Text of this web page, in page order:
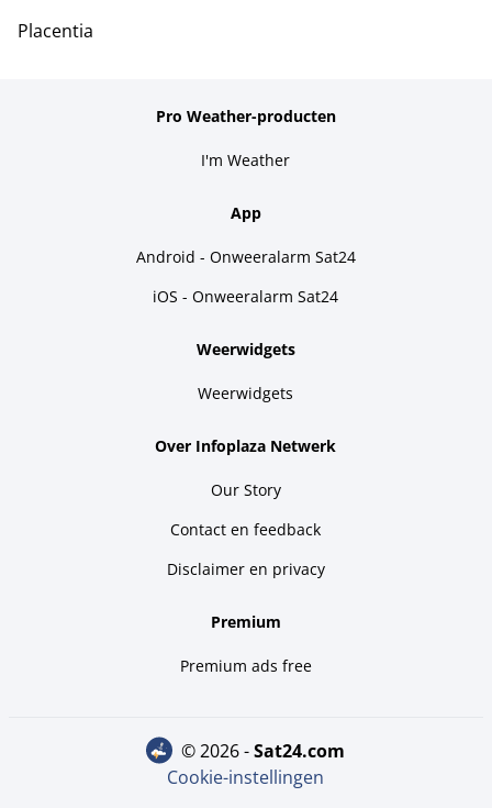
Placentia
Pro Weather-producten
I'm Weather
App
Android - Onweeralarm Sat24
iOS - Onweeralarm Sat24
Weerwidgets
Weerwidgets
Over Infoplaza Netwerk
Our Story
Contact en feedback
Disclaimer en privacy
Premium
Premium ads free
© 2026 - sat24.com
Cookie-instellingen